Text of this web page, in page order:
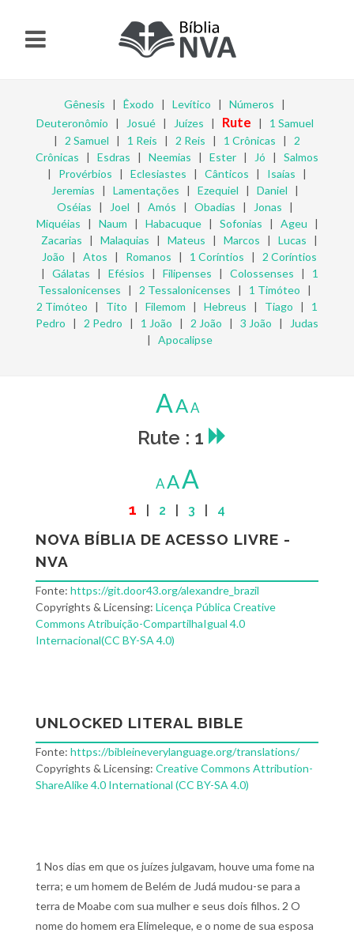
Gênesis | Êxodo | Levítico | Números |
Deuteronômio | Josué| Juízes | Rute | 1 Samuel
| 2 Samuel | 1 Reis | 2 Reis | 1 Crônicas | 2
Crônicas | Esdras | Neemias | Ester | Jó | Salmos
| Provérbios | Eclesiastes | Cânticos | Isaías |
Jeremias | Lamentações | Ezequiel | Daniel |
Oséias | Joel | Amós | Obadias | Jonas |
Miquéias | Naum | Habacuque| Sofonias | Ageu |
Zacarias | Malaquias | Mateus | Marcos | Lucas |
João | Atos | Romanos | 1 Coríntios | 2 Coríntios
| Gálatas | Efésios | Filipenses | Colossenses | 1
Tessalonicenses | 2 Tessalonicenses | 1 Timóteo |
2 Timóteo | Tito | Filemom | Hebreus | Tiago | 1
Pedro | 2 Pedro | 1 João | 2 João | 3 João |
Judas
| Apocalipse
AAA
Rute : 1
AAA
1 2 3 4
NOVA BÍBLIA DE ACESSO LIVRE -
NVA
Fonte: https://git.door43.org/alexandre_brazil
Copyrights & Licensing: Licença Pública Creative
Commons Atribuição-CompartilhaIgual 4.0
Internacional(CC BY-SA 4.0)
UNLOCKED LITERAL BIBLE
Fonte: https://bibleineverylanguage.org/translations/
Copyrights & Licensing: Creative Commons Attribution-
ShareAlike 4.0 International (CC BY-SA 4.0)
1 Nos dias em que os juízes julgavam, houve uma fome na
terra; e um homem de Belém de Judá mudou-se para a
terra de Moabe com sua mulher e seus dois filhos. 2 O
nome do homem era Elimeleque, e o nome de sua esposa